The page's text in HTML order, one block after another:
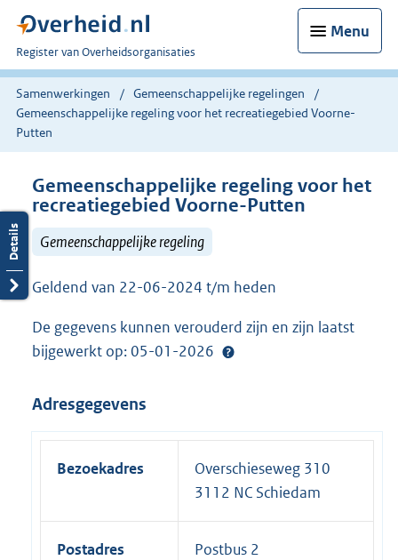
Menu
U
bent
nu
hier:
Register van Overheidsorganisaties
Samenwerkingen
Gemeenschappelijke regelingen
Gemeenschappelijke regeling voor het recreatiegebied Voorne-
Putten
Gemeenschappelijke regeling voor het
recreatiegebied Voorne-Putten
Gemeenschappelijke regeling
Geldend van 22-06-2024 t/m heden
De gegevens kunnen verouderd zijn en zijn laatst
bijgewerkt op: 05-01-2026
Adresgegevens
Bezoekadres
Overschieseweg 310
3112 NC Schiedam
Postadres
Postbus 2